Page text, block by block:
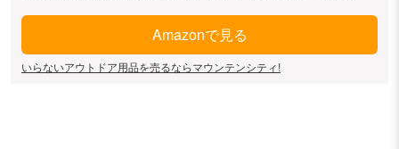
Amazonで見る
いらないアウトドア用品を売るならマウンテンシティ!